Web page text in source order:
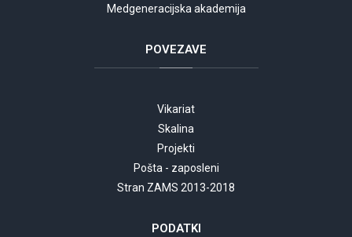
Medgeneracijska akademija
POVEZAVE
Vikariat
Skalina
Projekti
Pošta - zaposleni
Stran ZAMS 2013-2018
PODATKI